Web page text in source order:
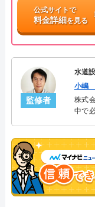
公式サイトで
料金詳細を見る
監修者
水道
小嶋
株式
中で
決。
ャリ